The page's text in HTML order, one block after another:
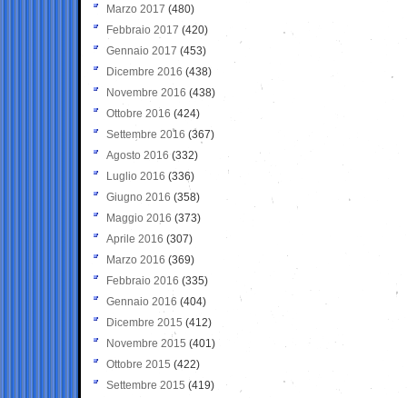
Marzo 2017 (480)
Febbraio 2017 (420)
Gennaio 2017 (453)
Dicembre 2016 (438)
Novembre 2016 (438)
Ottobre 2016 (424)
Settembre 2016 (367)
Agosto 2016 (332)
Luglio 2016 (336)
Giugno 2016 (358)
Maggio 2016 (373)
Aprile 2016 (307)
Marzo 2016 (369)
Febbraio 2016 (335)
Gennaio 2016 (404)
Dicembre 2015 (412)
Novembre 2015 (401)
Ottobre 2015 (422)
Settembre 2015 (419)